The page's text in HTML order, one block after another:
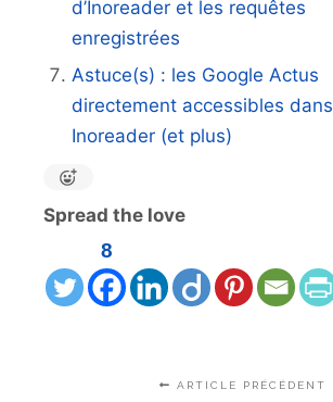
d’Inoreader et les requêtes
enregistrées
Astuce(s) : les Google Actus
directement accessibles dans
Inoreader (et plus)
Spread the love
8
ARTICLE PRÉCÉDENT